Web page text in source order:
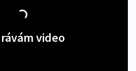
video